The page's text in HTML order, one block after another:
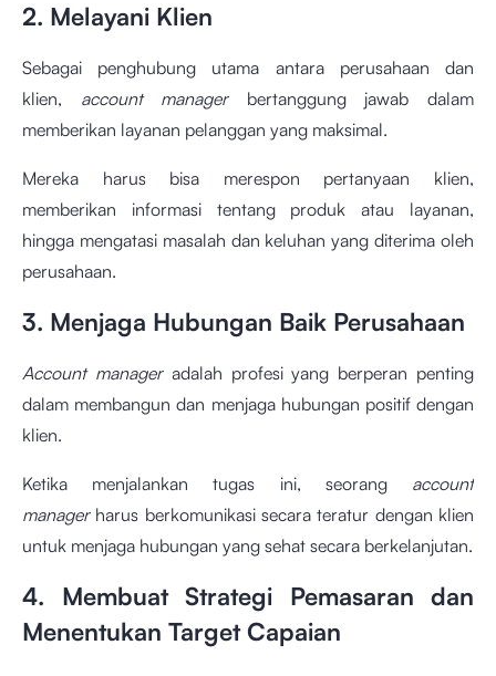
2. Melayani Klien
Sebagai penghubung utama antara perusahaan dan
klien, account manager bertanggung jawab dalam
memberikan layanan pelanggan yang maksimal.
Mereka harus bisa merespon pertanyaan klien,
memberikan informasi tentang produk atau layanan,
hingga mengatasi masalah dan keluhan yang diterima oleh
perusahaan.
3. Menjaga Hubungan Baik Perusahaan
Account manageradalah profesi yang berperan penting
dalam membangun dan menjaga hubungan positif dengan
klien.
Ketika menjalankan tugas ini, seorang account
manager harus berkomunikasi secara teratur dengan klien
untuk menjaga hubungan yang sehat secara berkelanjutan.
4. Membuat Strategi Pemasaran dan
Menentukan Target Capaian